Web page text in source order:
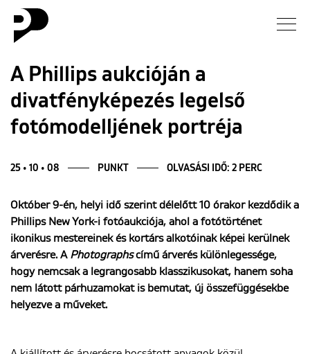
Hírek
Galéria
Blog
Rólunk
A Phillips aukcióján a
divatfényképezés legelső
fotómodelljének portréja
25 • 10 • 08 PUNKT OLVASÁSI IDŐ: 2 PERC
Október 9-én, helyi idő szerint délelőtt 10 órakor kezdődik a
Phillips New York-i fotóaukciója, ahol a fotótörténet
ikonikus mestereinek és kortárs alkotóinak képei kerülnek
árverésre. A Photographscímű árverés különlegessége,
hogy nemcsak a legrangosabb klasszikusokat, hanem soha
nem látott párhuzamokat is bemutat, új összefüggésekbe
helyezve a műveket.